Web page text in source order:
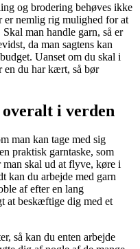
og brodering behøves ikke
nemlig rig mulighed for at
man handle garn, så er
da man sagtens kan
Uanset om du skal i
en du har kært, så bør
i verden
man kan tage med sig
praktisk garntaske, som
man skal ud at flyve, køre i
kan du arbejde med garn
af efter en lang
at beskæftige dig med et
så kan du enten arbejde